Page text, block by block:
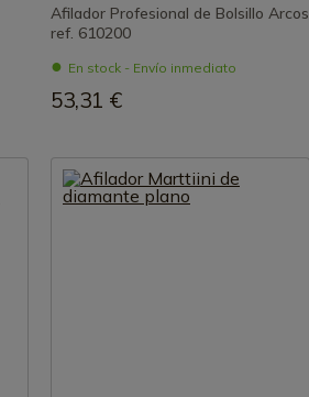
Afilador Profesional de Bolsillo Arcos
ref. 610200
En stock - Envío inmediato
53,31 €